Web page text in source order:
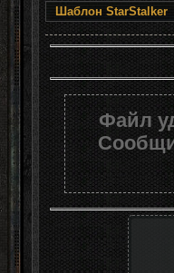
Файл